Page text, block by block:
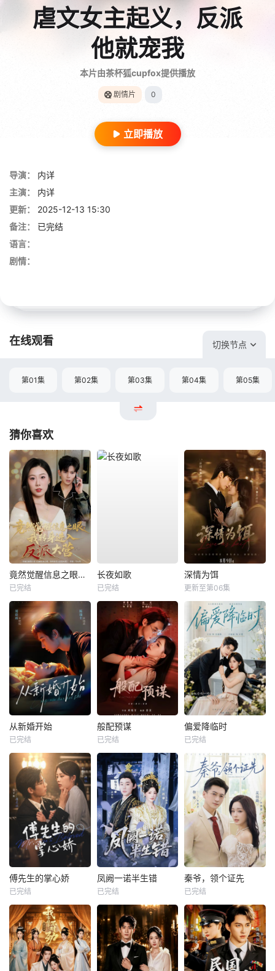
虐文女主起义，反派
他就宠我
本片由茶杯狐cupfox提供播放
剧情片 0
立即播放
导演：
内详
主演：
内详
更新：
2025-12-13 15:30
备注：
已完结
语言：
剧情：
在线观看 切换节点
第01集 第02集 第03集 第04集 第05集
猜你喜欢
竟然觉醒信息之眼，我转身进入反派大营
已完结
长夜如歌
已完结
深情为饵
更新至第06集
从新婚开始
已完结
般配预谋
已完结
偏爱降临时
已完结
傅先生的掌心娇
已完结
凤阙一诺半生错
已完结
秦爷，领个证先
已完结